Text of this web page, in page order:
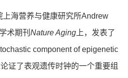
海营养与健康研究所Andrew
术期刊 Nature Aging上，发表了
component of epigenetic
证了表观遗传时钟的一个重要组